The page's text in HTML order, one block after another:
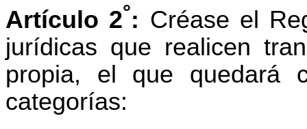
Artículo 2°: Créase el
jurídicas que realicen
propia, el que quedará
categorías: